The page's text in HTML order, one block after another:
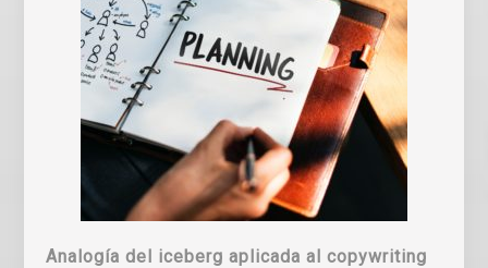
Analogía del iceberg aplicada al copywriting